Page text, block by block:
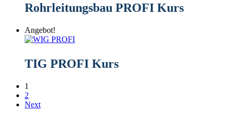
Rohrleitungsbau PROFI Kurs
Angebot!
TIG PROFI Kurs
1
2
Next